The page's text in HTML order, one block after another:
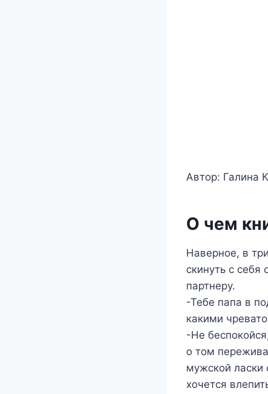
Автор: Галина
О чем
Наверное, в
скинуть с
партнеру.
-Тебе папа в
какими
-Не
о том
мужской ласки
хочется